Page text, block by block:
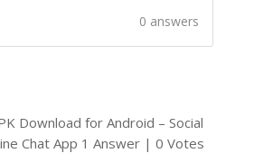
0 answers
Download for Android – Social
Chat App 1 Answer | 0 Votes